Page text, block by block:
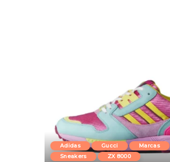
Adidas Gucci
Marcas
Sneakers
ZX 8000